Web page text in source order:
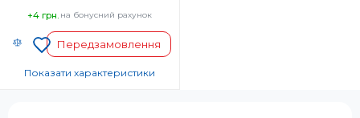
+4 грн. на бонусний рахунок
Передзамовлення
Показати характеристики